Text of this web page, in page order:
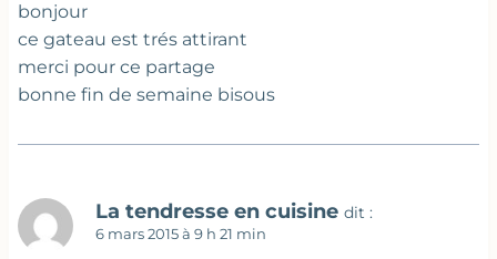
bonjour
ce gateau est trés attirant
merci pour ce partage
bonne fin de semaine bisous
La tendresse en cuisine dit :
6 mars 2015 à 9 h 21 min